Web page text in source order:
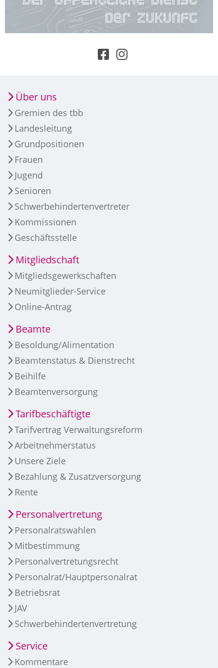
Über uns
Gremien des tbb
Landesleitung
Grundpositionen
Frauen
Jugend
Senioren
Schwerbehindertenvertreter
Kommissionen
Geschäftsstelle
Mitgliedschaft
Mitgliedsgewerkschaften
Neumitglieder-Service
Online-Antrag
Beamte
Besoldung/Alimentation
Beamtenstatus & Dienstrecht
Beihilfe
Beamtenversorgung
Tarifbeschäftigte
Tarifvertrag Verwaltungsreform
Arbeitnehmerstatus
Unsere Ziele
Bezahlung & Zusatzversorgung
Rente
Personalvertretung
Personalratswahlen
Mitbestimmung
Personalvertretungsrecht
Personalrat/Hauptpersonalrat
Betriebsrat
JAV
Schwerbehindertenvertretung
Service
Kommentare